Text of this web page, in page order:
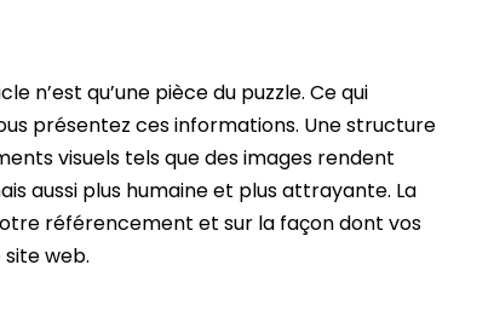
n’est qu’une pièce du puzzle. Ce qui
présentez ces informations. Une structure
visuels tels que des images rendent
aussi plus humaine et plus attrayante. La
référencement et sur la façon dont vos
web.